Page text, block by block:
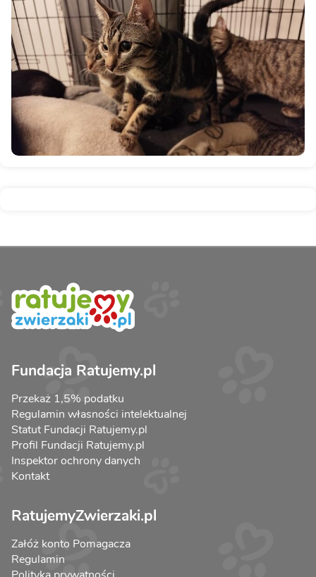
Fundacja Ratujemy.pl
Przekaż 1,5% podatku
Regulamin własności intelektualnej
Statut Fundacji Ratujemy.pl
Profil Fundacji Ratujemy.pl
Inspektor ochrony danych
Kontakt
RatujemyZwierzaki.pl
Załóż konto Pomagacza
Regulamin